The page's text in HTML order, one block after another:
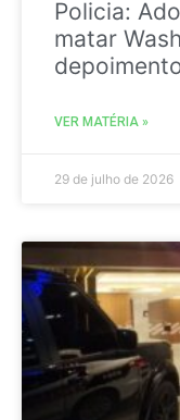
Policia:
matar
VER MATÉRIA »
29 de julho de 2026